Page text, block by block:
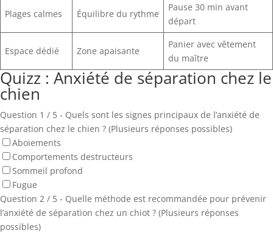
Plages calmes Équilibre du rythme
Pause 30 min avant
départ
Espace dédié Zone apaisante
Panier avec vêtement
du maître
Quizz : Anxiété de séparation chez le
chien
Question 1 / 5 - Quels sont les signes principaux de l’anxiété de
séparation chez le chien ? (Plusieurs réponses possibles)
Aboiements
Comportements destructeurs
Sommeil profond
Fugue
Question 2 / 5 - Quelle méthode est recommandée pour prévenir
l’anxiété de séparation chez un chiot ? (Plusieurs réponses
possibles)